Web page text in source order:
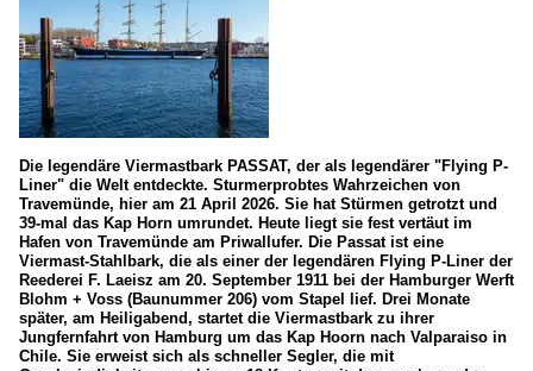
Die legendäre Viermastbark PASSAT, der als legendärer "Flying P-
Liner" die Welt entdeckte. Sturmerprobtes Wahrzeichen von
Travemünde, hier am 21 April 2026. Sie hat Stürmen getrotzt und
39-mal das Kap Horn umrundet. Heute liegt sie fest vertäut im
Hafen von Travemünde am Priwallufer. Die Passat ist eine
Viermast-Stahlbark, die als einer der legendären Flying P-Liner der
Reederei F. Laeisz am 20. September 1911 bei der Hamburger Werft
Blohm + Voss (Baunummer 206) vom Stapel lief. Drei Monate
später, am Heiligabend, startet die Viermastbark zu ihrer
Jungfernfahrt von Hamburg um das Kap Hoorn nach Valparaiso in
Chile. Sie erweist sich als schneller Segler, die mit